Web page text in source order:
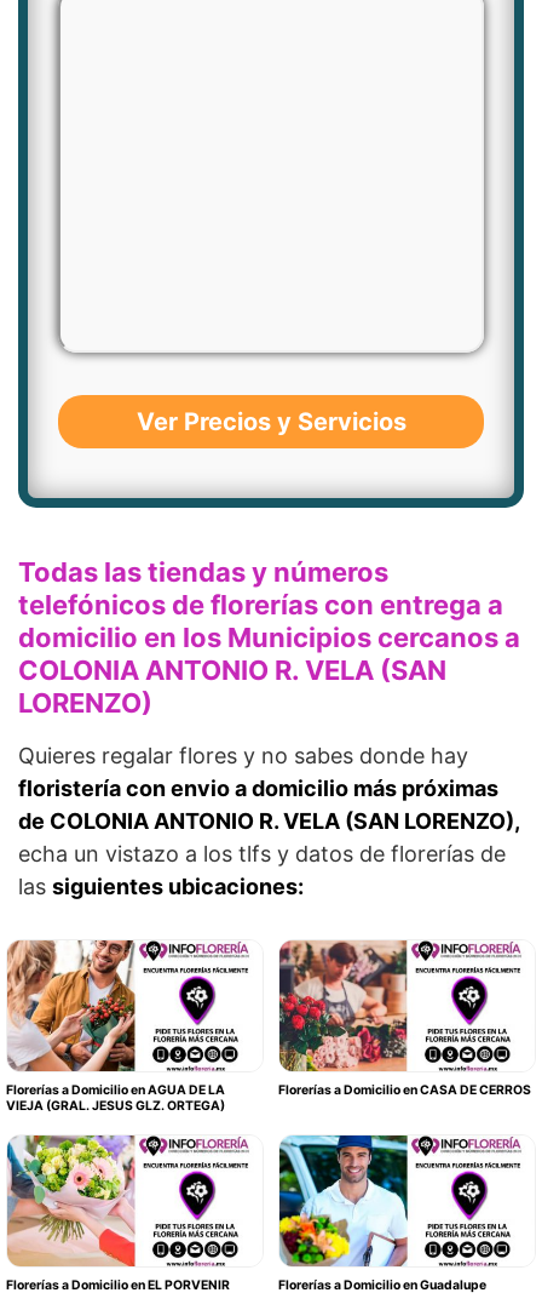
Ver Precios y Servicios
Todas las tiendas y números
telefónicos de florerías con entrega a
domicilio en los Municipios cercanos a
COLONIA ANTONIO R. VELA (SAN
LORENZO)
Quieres regalar flores y no sabes donde hay
floristería con envio a domicilio más próximas
de COLONIA ANTONIO R. VELA (SAN LORENZO),
echa un vistazo a los tlfs y datos de florerías de
las siguientes ubicaciones:
Florerías a Domicilio en AGUA DE LA
VIEJA (GRAL. JESUS GLZ. ORTEGA)
Florerías a Domicilio en CASA DE CERROS
Florerías a Domicilio en EL PORVENIR Florerías a Domicilio en Guadalupe